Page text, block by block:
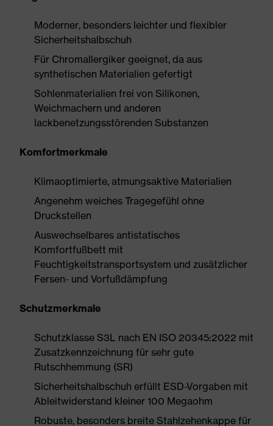
Moderner, besonders leichter und flexibler
Sicherheitshalbschuh
Für Chromallergiker geeignet, da aus
synthetischen Materialien gefertigt
Sohlenmaterialien frei von Silikonen,
Weichmachern und anderen
lackbenetzungsstörenden Substanzen
Komfortmerkmale
Klimaoptimierte, atmungsaktive Materialien
Angenehm weiches Tragegefühl ohne
Druckstellen
Auswechselbares antistatisches
Komfortfußbett mit
Feuchtigkeitstransportsystem und zusätzlicher
Fersen- und Vorfußdämpfung
Schutzmerkmale
Schutzklasse S3L nach EN ISO 20345:2022 mit
Zusatzkennzeichnung für sehr gute
Rutschhemmung (SR)
Sicherheitshalbschuh erfüllt ESD-Vorgaben mit
Ableitwiderstand kleiner 100 Megaohm
Robuste, besonders breite Stahlzehenkappe für